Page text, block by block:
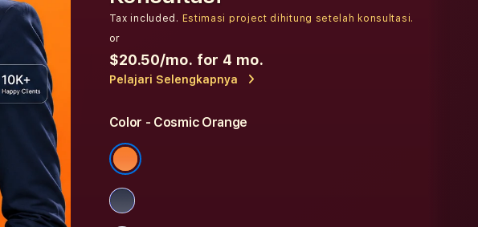
Tax included. Estimasi project dihitung setelah konsultasi.
or
$20.50/mo. for 4 mo.
Pelajari Selengkapnya
Color - Cosmic Orange